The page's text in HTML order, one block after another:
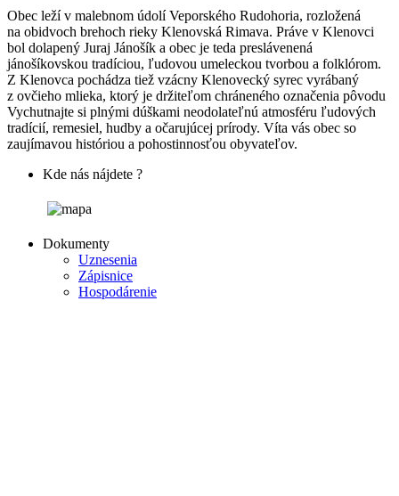
Obec leží v malebnom údolí Veporského Rudohoria, rozložená
na obidvoch brehoch rieky Klenovská Rimava. Práve v Klenovci
bol dolapený Juraj Jánošík a obec je teda preslávenená
jánošíkovskou tradíciou, ľudovou umeleckou tvorbou a folklórom.
Z Klenovca pochádza tiež vzácny Klenovecký syrec vyrábaný
z ovčieho mlieka, ktorý je držiteľom chráneného označenia pôvodu
Vychutnajte si plnými dúškami neodolateľnú atmosféru ľudových
tradícií, remesiel, hudby a očarujúcej prírody. Víta vás obec so
zaujímavou históriou a pohostinnosťou obyvateľov.
Kde nás nájdete ?
Dokumenty
Uznesenia
Zápisnice
Hospodárenie